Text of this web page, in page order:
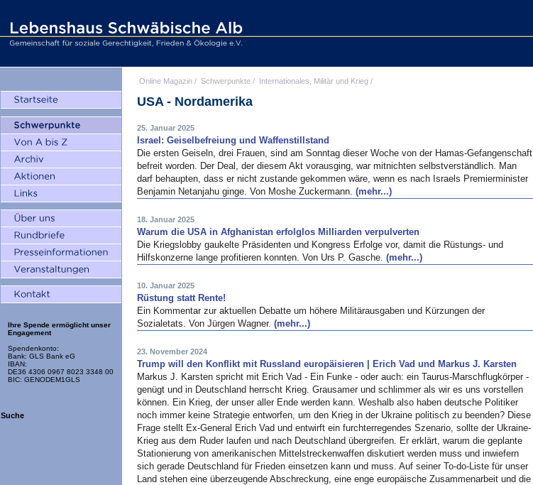
Ihre Spende ermöglicht unser
Engagement
Spendenkonto:
Bank: GLS Bank eG
IBAN:
DE36 4306 0967 8023 3348 00
BIC: GENODEM1GLS
Suche
Online Magazin / Schwerpunkte / Internationales, Militär und Krieg /
USA - Nordamerika
25. Januar 2025
Israel: Geiselbefreiung und Waffenstillstand
Die ersten Geiseln, drei Frauen, sind am Sonntag dieser Woche von der Hamas-Gefangenschaft
befreit worden. Der Deal, der diesem Akt vorausging, war mitnichten selbstverständlich. Man
darf behaupten, dass er nicht zustande gekommen wäre, wenn es nach Israels Premierminister
Benjamin Netanjahu ginge. Von Moshe Zuckermann. (mehr...)
18. Januar 2025
Warum die USA in Afghanistan erfolglos Milliarden verpulverten
Die Kriegslobby gaukelte Präsidenten und Kongress Erfolge vor, damit die Rüstungs- und
Hilfskonzerne lange profitieren konnten. Von Urs P. Gasche. (mehr...)
10. Januar 2025
Rüstung statt Rente!
Ein Kommentar zur aktuellen Debatte um höhere Militärausgaben und Kürzungen der
Sozialetats. Von Jürgen Wagner. (mehr...)
23. November 2024
Trump will den Konflikt mit Russland europäisieren | Erich Vad und Markus J. Karsten
Markus J. Karsten spricht mit Erich Vad - Ein Funke - oder auch: ein Taurus-Marschflugkörper -
genügt und in Deutschland herrscht Krieg. Grausamer und schlimmer als wir es uns vorstellen
können. Ein Krieg, der unser aller Ende werden kann. Weshalb also haben deutsche Politiker
noch immer keine Strategie entworfen, um den Krieg in der Ukraine politisch zu beenden? Diese
Frage stellt Ex-General Erich Vad und entwirft ein furchterregendes Szenario, sollte der Ukraine-
Krieg aus dem Ruder laufen und nach Deutschland übergreifen. Er erklärt, warum die geplante
Stationierung von amerikanischen Mittelstreckenwaffen diskutiert werden muss und inwiefern
sich gerade Deutschland für Frieden einsetzen kann und muss. Auf seiner To-do-Liste für unser
Land stehen eine überzeugende Abschreckung, eine enge europäische Zusammenarbeit und die